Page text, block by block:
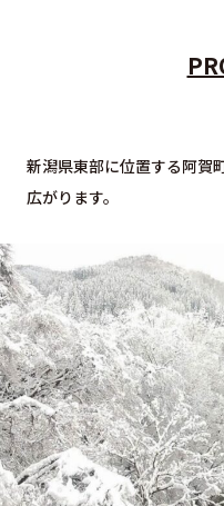
新潟県東部に位置する阿賀
広がります。